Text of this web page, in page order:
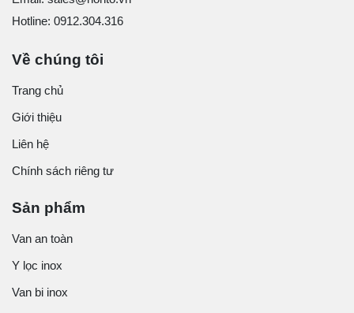
Hotline: 0912.304.316
Về chúng tôi
Trang chủ
Giới thiệu
Liên hệ
Chính sách riêng tư
Sản phẩm
Van an toàn
Y lọc inox
Van bi inox